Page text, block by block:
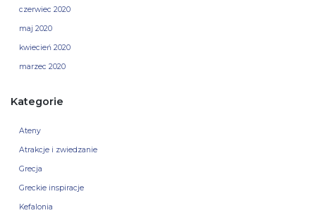
czerwiec 2020
maj 2020
kwiecień 2020
marzec 2020
Kategorie
Ateny
Atrakcje i zwiedzanie
Grecja
Greckie inspiracje
Kefalonia